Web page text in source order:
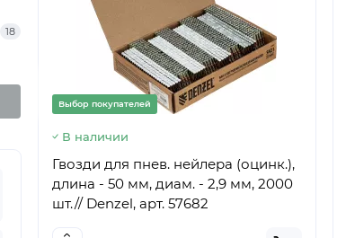
18
Выбор покупателей
В наличии
Гвозди для пнев. нейлера (оцинк.),
длина - 50 мм, диам. - 2,9 мм, 2000
шт.// Denzel, арт. 57682